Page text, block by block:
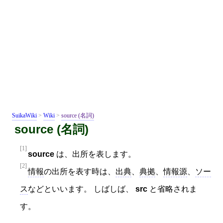
SuikaWiki > Wiki > source (名詞)
source (名詞)
[1]
source は、出所を表します。
[2]
情報の出所を表す時は、 出典 典拠 、情報源 ソー
スなどといいます。 しばしば、 src と省略されま
す。